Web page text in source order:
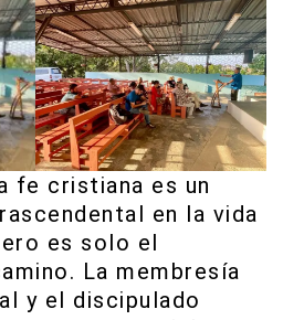
fe cristiana es un
en la vida
es solo el
La membresía
y el discipulado